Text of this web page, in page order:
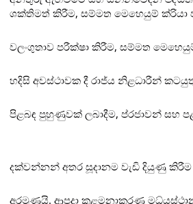
ශක්තිමත් කිරීම, සම්මත මෙහෙයුම් ක්රියා
වලංගුතාව පරීක්ෂා කිරීම, සම්මත
හදිසි අවස්ථාවක දී රාජ්ය නිළධාරීන්
පිළබඳ පුහුණුවක් ලබාදීම, ප්රජාවන් සහ
දක්වන්නන් අතර සූදානම වැඩි දියුණු
අරමුණයි. ආපදා කළමනාකරණ මධ්